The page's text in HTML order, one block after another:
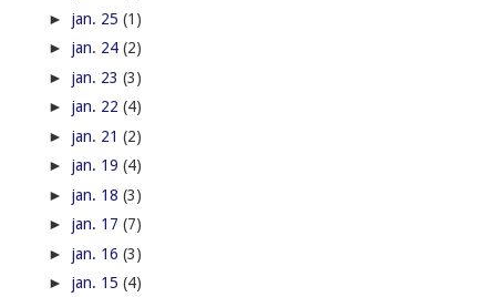
► jan. 25 (1)
► jan. 24 (2)
► jan. 23 (3)
► jan. 22 (4)
► jan. 21 (2)
► jan. 19 (4)
► jan. 18 (3)
► jan. 17 (7)
► jan. 16 (3)
► jan. 15 (4)